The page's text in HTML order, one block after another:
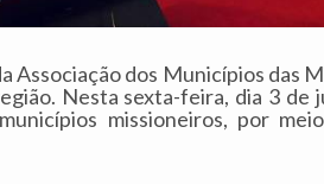
Associação dos Municípios das
Nesta sexta-feira, dia 3 de
missioneiros, por